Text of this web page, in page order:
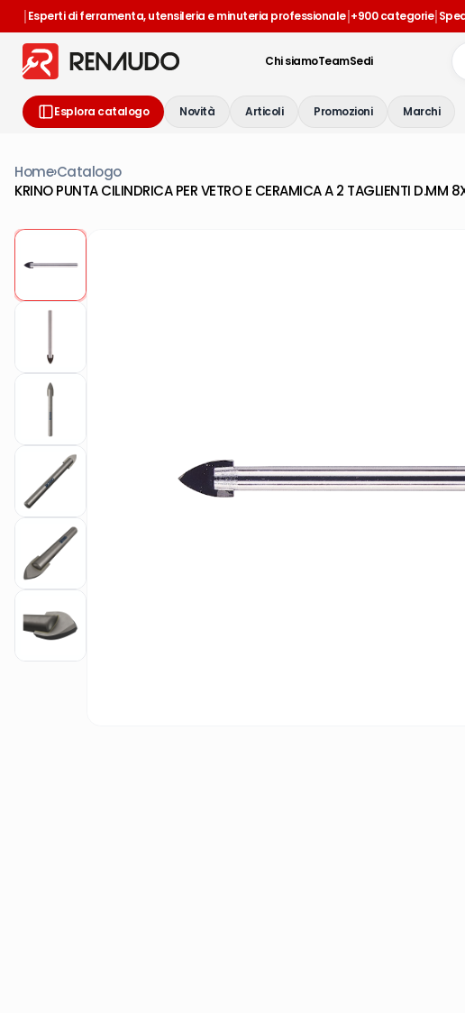
|Esperti di ferramenta, utensileria e minuteria professionale|+900 categorie|
Chi siamoTeamSedi
Esplora catalogo Novità Articoli Promozioni Marchi
Home›Catalogo
KRINO PUNTA CILINDRICA PER VETRO E CERAMICA A 2 TAGLIENTI D.MM